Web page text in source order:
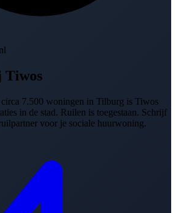
Tiwos
7.500 woningen in Tilburg is Tiwos
in de stad. Ruilen is toegestaan. Schrijf
voor je sociale huurwoning.